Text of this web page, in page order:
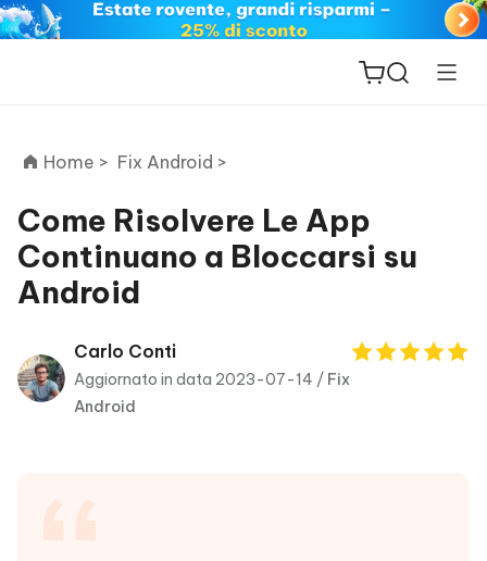
ReiBoot
for iOS
PDNob
PDF
Editor
New
Home > Fix Android >
Come Risolvere Le App
Continuano a Bloccarsi su
Android
Carlo Conti
Aggiornato in data 2023-07-14 / Fix
Android